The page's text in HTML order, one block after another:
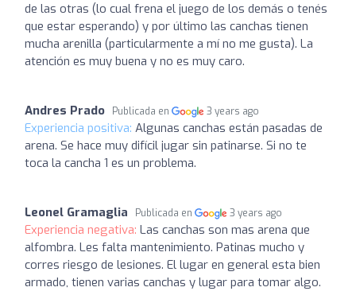
de las otras (lo cual frena el juego de los demás o tenés
que estar esperando) y por último las canchas tienen
mucha arenilla (particularmente a mí no me gusta). La
atención es muy buena y no es muy caro.
Andres Prado Publicada en 3 years ago
Experiencia positiva: Algunas canchas están pasadas de
arena. Se hace muy difícil jugar sin patinarse. Si no te
toca la cancha 1 es un problema.
Leonel Gramaglia Publicada en 3 years ago
Experiencia negativa: Las canchas son mas arena que
alfombra. Les falta mantenimiento. Patinas mucho y
corres riesgo de lesiones. El lugar en general esta bien
armado, tienen varias canchas y lugar para tomar algo.